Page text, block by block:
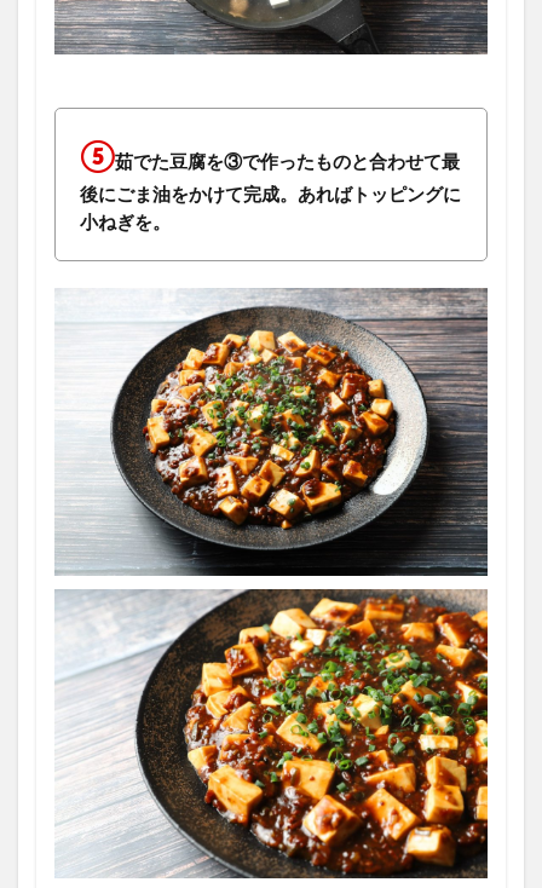
⑤茹でた豆腐を③で作ったものと合わせて最
後にごま油をかけて完成。あればトッピングに
小ねぎを。